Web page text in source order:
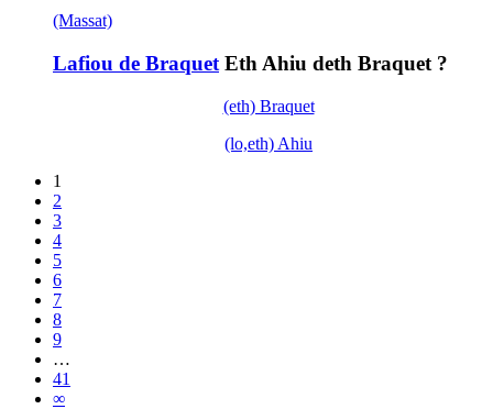
(Massat)
Lafiou de Braquet Eth Ahiu deth Braquet ?
(eth) Braquet
(lo,eth) Ahiu
1
2
3
4
5
6
7
8
9
…
41
∞